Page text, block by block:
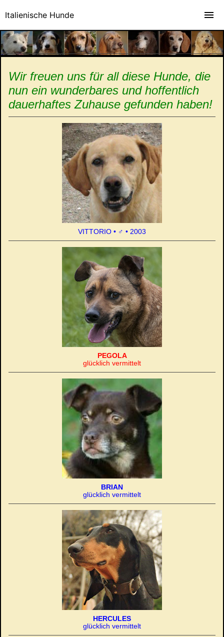
Wir freuen uns für all diese Hunde, die
nun ein wunderbares und hoffentlich
dauerhaftes Zuhause gefunden haben!
VITTORIO • ♂ • 2003
PEGOLA
glücklich vermittelt
BRIAN
glücklich vermittelt
HERCULES
glücklich vermittelt
Italienische Hunde